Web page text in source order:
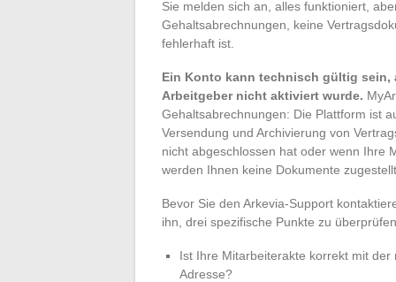
Sie melden sich an, alles funktioniert,
Gehaltsabrechnungen, keine
fehlerhaft ist.
Ein Konto kann technisch gültig sein,
Arbeitgeber nicht aktiviert wurde.
Gehaltsabrechnungen: Die Plattform ist
Versendung und Archivierung von
nicht abgeschlossen hat oder wenn Ihre
werden Ihnen keine Dokumente
Bevor Sie den Arkevia-Support
ihn, drei spezifische Punkte zu
Ist Ihre Mitarbeiterakte korrekt mit
Adresse?